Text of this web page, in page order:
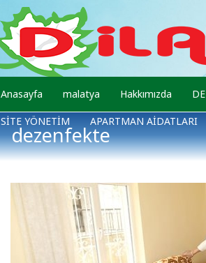
Anasayfa malatya Hakkımızda
SİTE YÖNETİM APARTMAN AİDATLARI
dezenfekte